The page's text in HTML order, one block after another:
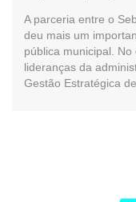
A parceria entre o
deu mais um
pública municipal.
lideranças da
Gestão Estratégica